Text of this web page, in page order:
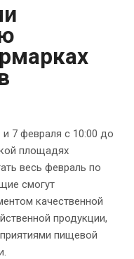
7 февраля с 10:00 до
площадях
весь февраль по
смогут
качественной
продукции,
пищевой